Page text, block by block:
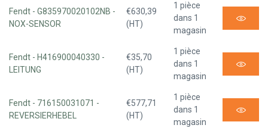
Fendt - G835970020102NB -
NOX-SENSOR
€630,39
(HT)
1 pièce
dans 1
magasin
Fendt - H416900040330 -
LEITUNG
€35,70
(HT)
1 pièce
dans 1
magasin
Fendt - 716150031071 -
REVERSIERHEBEL
€577,71
(HT)
1 pièce
dans 1
magasin